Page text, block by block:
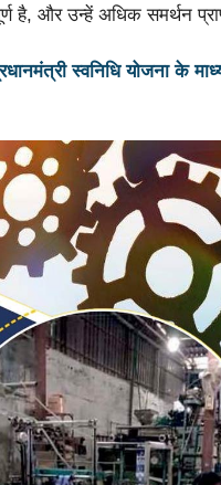
है, और उन्हें अधिक समर्थन
स्वनिधि योजना के